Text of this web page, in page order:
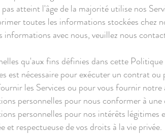
atteint l'âge de la majorité utilise nos
toutes les informations stockées chez
informations avec nous, veuillez nous
qu'aux fins définies dans cette
est nécessaire pour exécuter un contrat ou
les Services ou pour vous fournir
personnelles pour nous conformer à
personnelles pour nos intérêts
respectueuse de vos droits à la vie privée.